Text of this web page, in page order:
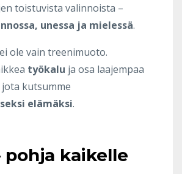
toistuvista valinnoista –
unessa ja mielessä.
ole vain treenimuoto.
työkalu ja osa laajempaa
kutsumme
elämäksi.
pohja kaikelle